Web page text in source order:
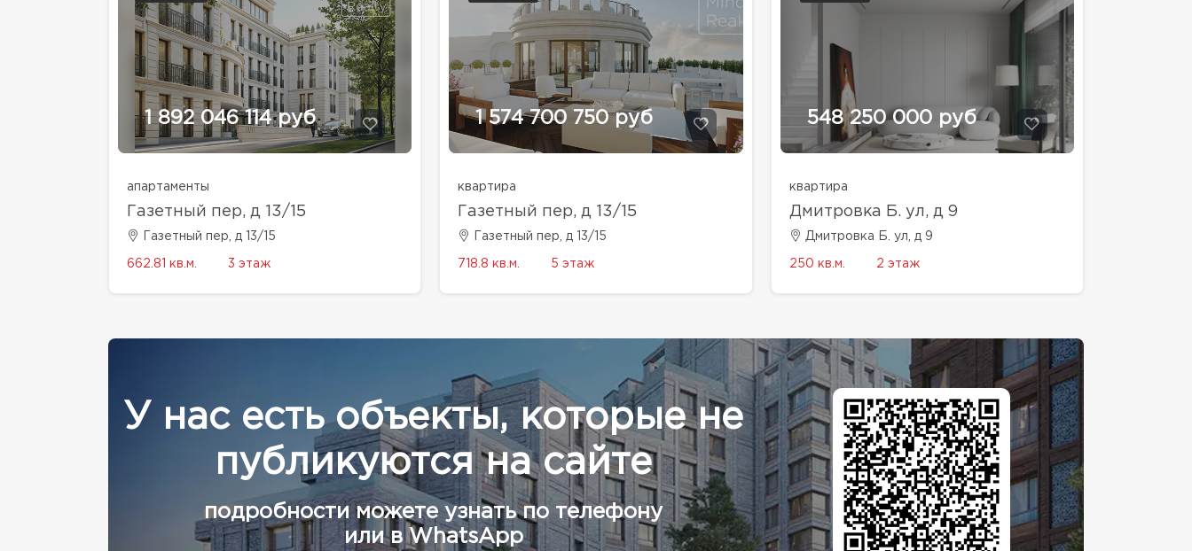
1 892 046 114 руб
апартаменты
Газетный пер, д 13/15
Газетный пер, д 13/15
662.81 кв.м. 3 этаж
1 574 700 750 руб
квартира
Газетный пер, д 13/15
Газетный пер, д 13/15
718.8 кв.м. 5 этаж
548 250 000 руб
квартира
Дмитровка Б. ул, д 9
Дмитровка Б. ул, д 9
250 кв.м. 2 этаж
У нас есть объекты, которые не
публикуются на сайте
подробности можете узнать по телефону
или в WhatsApp